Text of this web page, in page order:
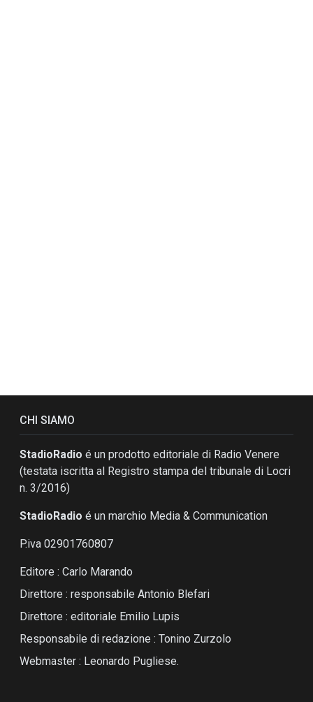
CHI SIAMO
StadioRadio é un prodotto editoriale di Radio Venere
(testata iscritta al Registro stampa del tribunale di Locri
n. 3/2016)
StadioRadio é un marchio Media & Communication
P.iva 02901760807
Editore : Carlo Marando
Direttore : responsabile Antonio Blefari
Direttore : editoriale Emilio Lupis
Responsabile di redazione : Tonino Zurzolo
Webmaster : Leonardo Pugliese.